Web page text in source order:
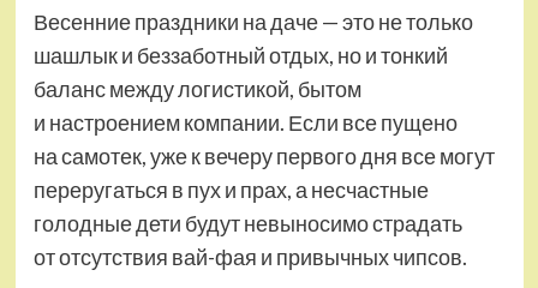
Весенние праздники на даче — это не только
шашлык и беззаботный отдых, но и тонкий
баланс между логистикой, бытом
и настроением компании. Если все пущено
на самотек, уже к вечеру первого дня все могут
переругаться в пух и прах, а несчастные
голодные дети будут невыносимо страдать
от отсутствия вай-фая и привычных чипсов.